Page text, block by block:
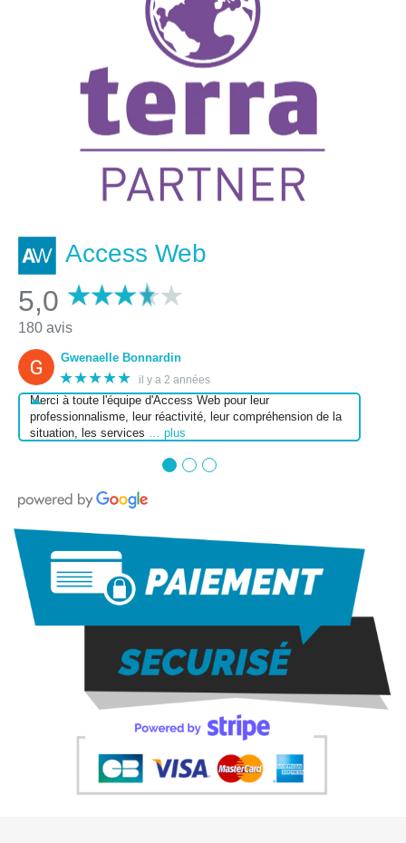
Access Web
5,0
180 avis
Gwenaelle Bonnardin
★★★★★ il y a 2 années
Merci à toute l'équipe d'Access Web pour leur
professionnalisme, leur réactivité, leur compréhension de la
situation, les services
… plus
● ● ●